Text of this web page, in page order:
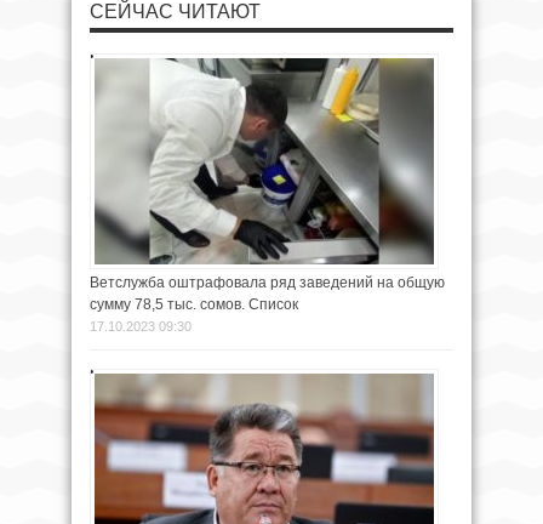
СЕЙЧАС ЧИТАЮТ
Ветслужба оштрафовала ряд заведений на общую
сумму 78,5 тыс. сомов. Список
17.10.2023 09:30